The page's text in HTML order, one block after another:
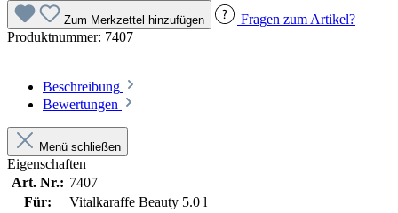
Zum Merkzettel hinzufügen
Fragen zum Artikel?
Produktnummer: 7407
Beschreibung
Bewertungen
Menü schließen
Eigenschaften
Art. Nr.: 7407
Für:
Vitalkaraffe Beauty 5.0 l